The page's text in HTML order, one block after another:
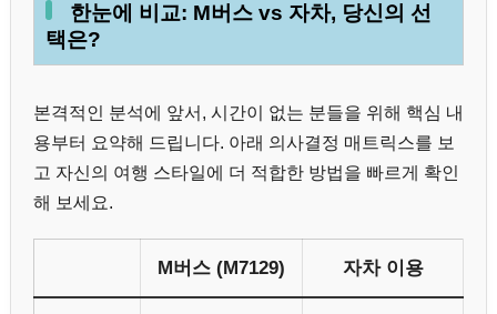
한눈에 비교: M버스 vs 자차, 당신의 선
택은?
본격적인 분석에 앞서, 시간이 없는 분들을 위해 핵심 내
용부터 요약해 드립니다. 아래 의사결정 매트릭스를 보
고 자신의 여행 스타일에 더 적합한 방법을 빠르게 확인
해 보세요.
M버스 (M7129) 자차 이용